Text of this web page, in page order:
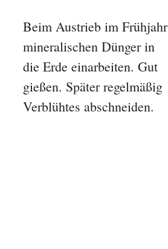
Beim Austrieb im Frühjahr
mineralischen Dünger in
die Erde einarbeiten. Gut
gießen. Später regelmäßig
Verblühtes abschneiden.